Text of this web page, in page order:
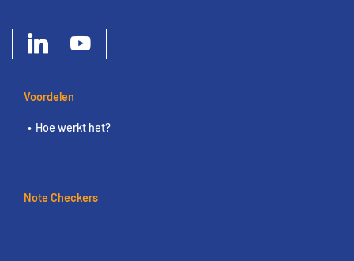
Voordelen
Hoe werkt het?
Note Checkers